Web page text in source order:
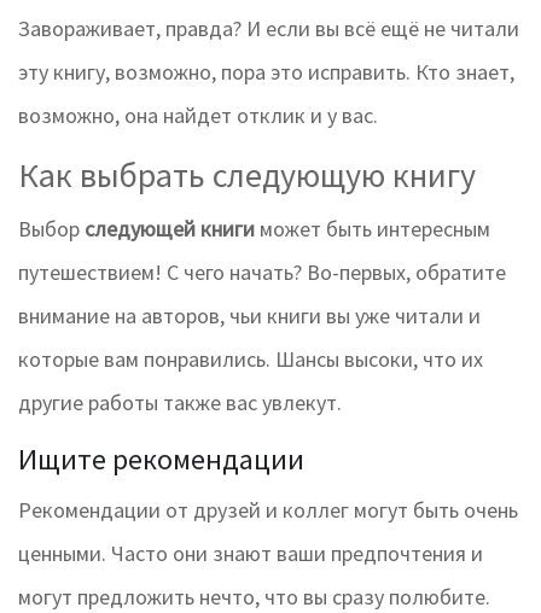
Завораживает, правда? И если вы всё ещё не читали
эту книгу, возможно, пора это исправить. Кто знает,
возможно, она найдет отклик и у вас.
Как выбрать следующую книгу
Выбор следующей книги может быть интересным
путешествием! С чего начать? Во-первых, обратите
внимание на авторов, чьи книги вы уже читали и
которые вам понравились. Шансы высоки, что их
другие работы также вас увлекут.
Ищите рекомендации
Рекомендации от друзей и коллег могут быть очень
ценными. Часто они знают ваши предпочтения и
могут предложить нечто, что вы сразу полюбите.